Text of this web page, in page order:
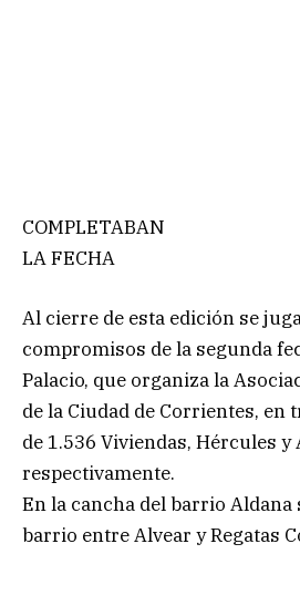
COMPLETABAN
LA FECHA
Al cierre de esta edición se
compromisos de la segunda
Palacio, que organiza la
de la Ciudad de Corrientes, en
de 1.536 Viviendas, Hércules y
respectivamente.
En la cancha del barrio Aldana
barrio entre Alvear y Regatas